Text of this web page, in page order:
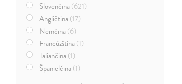
Slovenčina(621)
Angličtina(17)
Nemčina(6)
Francúzština(1)
Taliančina(1)
Španielčina(1)